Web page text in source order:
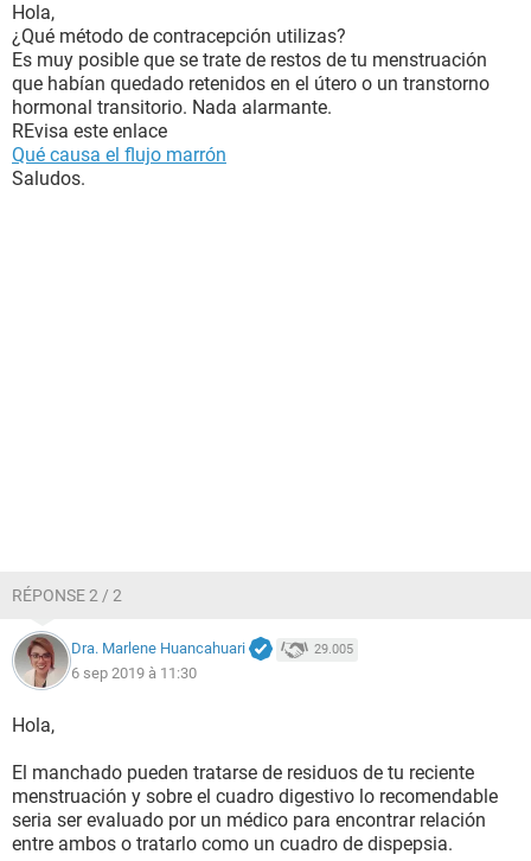
Hola,
¿Qué método de contracepción utilizas?
Es muy posible que se trate de restos de tu menstruación
que habían quedado retenidos en el útero o un transtorno
hormonal transitorio. Nada alarmante.
REvisa este enlace
Qué causa el flujo marrón
Saludos.
RÉPONSE 2 / 2
Dra. Marlene Huancahuari 29.005
6 sep 2019 à 11:30
Hola,
El manchado pueden tratarse de residuos de tu reciente
menstruación y sobre el cuadro digestivo lo recomendable
seria ser evaluado por un médico para encontrar relación
entre ambos o tratarlo como un cuadro de dispepsia.